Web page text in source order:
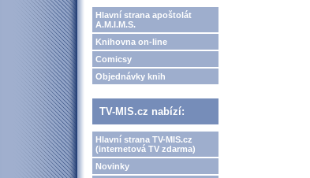
Hlavní strana apoštolát
A.M.I.M.S.
Knihovna on-line
Comicsy
Objednávky knih
TV-MIS.cz nabízí:
Hlavní strana TV-MIS.cz
(internetová TV zdarma)
Novinky